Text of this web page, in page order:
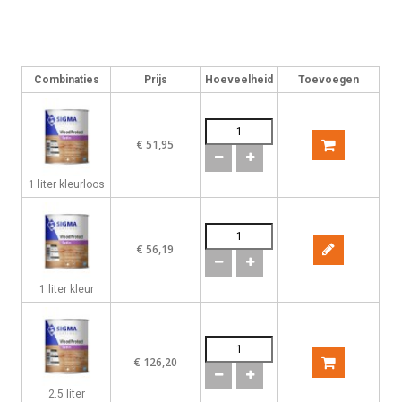
Combinaties Prijs Hoeveelheid Toevoegen
1 liter kleurloos
€ 51,95
1 liter kleur
€ 56,19
2.5 liter
€ 126,20